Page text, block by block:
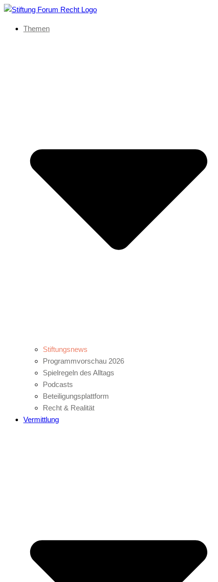
Themen
Stiftungsnews
Programmvorschau 2026
Spielregeln des Alltags
Podcasts
Beteiligungsplattform
Recht & Realität
Vermittlung